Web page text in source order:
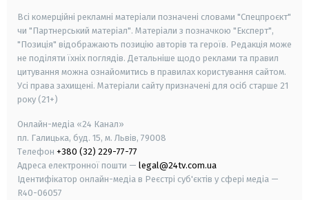
Всі комерційні рекламні матеріали позначені словами "Спецпроєкт"
чи "Партнерський матеріал". Матеріали з позначкою "Експерт",
"Позиція" відображають позицію авторів та героїв. Редакція може
не поділяти їхніх поглядів. Детальніше щодо реклами та правил
цитування можна ознайомитись в правилах користування сайтом.
Усі права захищені. Матеріали сайту призначені для осіб старше 21
року (21+)
Онлайн-медіа «24 Канал»
пл. Галицька, буд. 15, м. Львів, 79008
Телефон +380 (32) 229-77-77
Адреса електронної пошти — legal@24tv.com.ua
Ідентифікатор онлайн-медіа в Реєстрі суб'єктів у сфері медіа —
R40-06057